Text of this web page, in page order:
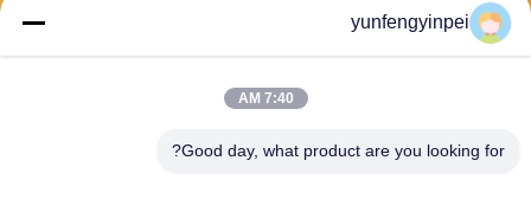
yunfengyinpei
7:40 AM
Good day, what product are you looking for?